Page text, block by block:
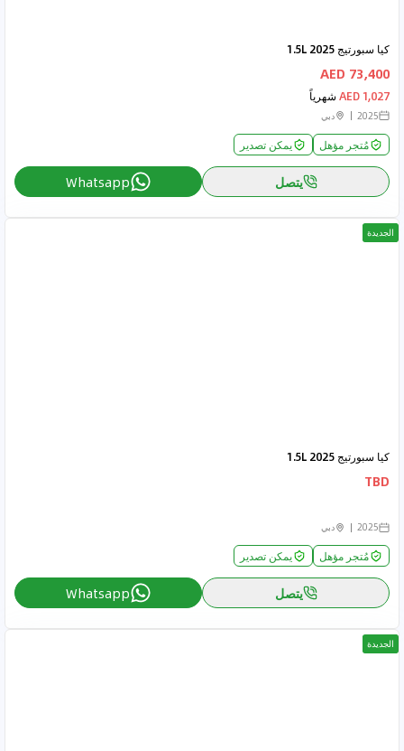
كيا سبورتيج 2025 1.5L
73,400 AED
1,027 AED شهرياً
2025 دبي
مُتجر مؤهل يمكن تصدير
يتصل Whatsapp
الجديدة
كيا سبورتيج 2025 1.5L
TBD
2025 دبي
مُتجر مؤهل يمكن تصدير
يتصل Whatsapp
الجديدة